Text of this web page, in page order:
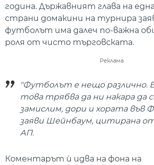
година. Държавният глава на
страни домакини на турнира
футболът има далеч по-важна
роля от чисто търговската.
Реклама
"Футболът е нещо различно.
това трябва да ни накара да
замислим, дори и хората във
заяви Шейнбаум, цитирана
АП.
Коментарът ѝ идва на фона на